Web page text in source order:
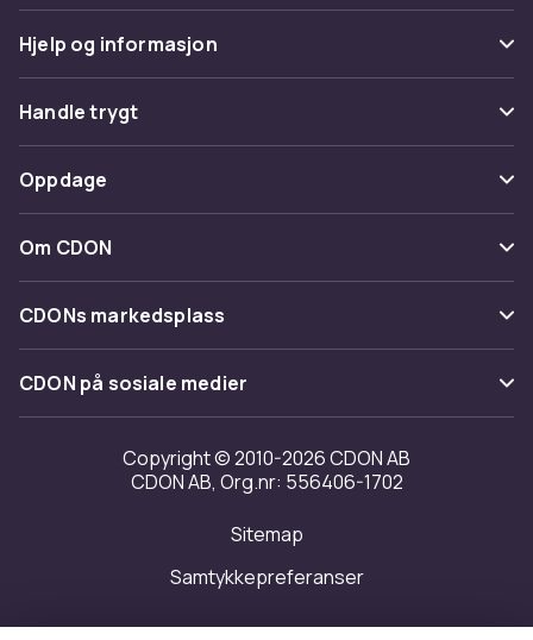
Hjelp og informasjon
Vanlige spørsmål
Spor pakke
Angre & returner her
Kontakt oss
Handle trygt
Betaling
Levering
Tilbakekallinger
Oppdage
Kategorier
Varemerker
Om CDON
Om oss
Kundeanmeldelser
Jobbe på CDON
Investor relations
Tilgjengelighet
CDONs markedsplass
Merchant Help Center
CDON på sosiale medier
Copyright © 2010-2026 CDON AB
CDON AB, Org.nr: 556406-1702
Sitemap
Samtykkepreferanser